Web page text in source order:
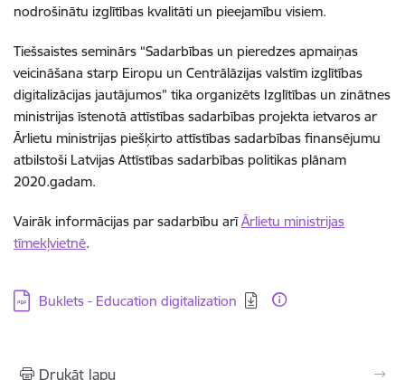
nodrošinātu izglītības kvalitāti un pieejamību visiem.
Tiešsaistes seminārs “Sadarbības un pieredzes apmaiņas
veicināšana starp Eiropu un Centrālāzijas valstīm izglītības
digitalizācijas jautājumos” tika organizēts Izglītības un zinātnes
ministrijas īstenotā attīstības sadarbības projekta ietvaros ar
Ārlietu ministrijas piešķirto attīstības sadarbības finansējumu
atbilstoši Latvijas Attīstības sadarbības politikas plānam
2020.gadam.
Vairāk informācijas par sadarbību arīĀrlietu ministrijas
tīmekļvietnē.
Lejupielādēt:
Buklets - Education digitalization
Drukāt lapu